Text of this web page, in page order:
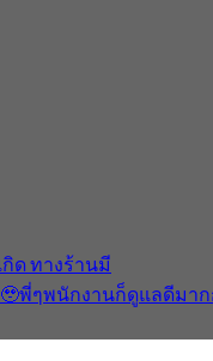
ด ทางร้านมี
🥹พี่ๆพนักงานก็ดูแลดีมา